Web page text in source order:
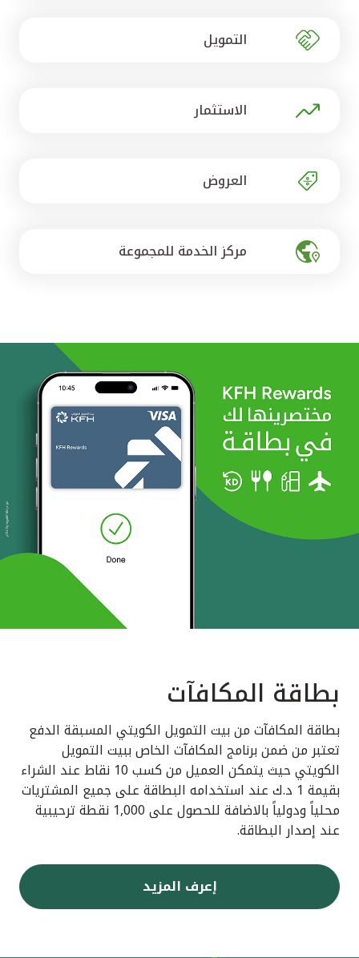
مصر
التمويل
الاستثمار
العروض
مركز الخدمة للمجموعة
بطاقة المكافآت
بطاقة المكافآت من بيت التمويل الكويتي المسبقة الدفع
تعتبر من ضمن برنامج المكافآت الخاص ببيت التمويل
الكويتي حيث يتمكن العميل من كسب 10 نقاط عند الشراء
بقيمة 1 د.ك عند استخدامه البطاقة على جميع المشتريات
محلياً ودولياً بالاضافة للحصول على 1,000 نقطة ترحيبية
عند إصدار البطاقة.
إعرف المزيد